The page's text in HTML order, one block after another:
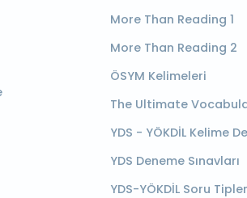
More Than Reading 1
More Than Reading 2
ÖSYM Kelimeleri
The Ultimate
YDS - YÖKDİL Kelime
YDS Deneme Sınavları
YDS-YÖKDİL Soru